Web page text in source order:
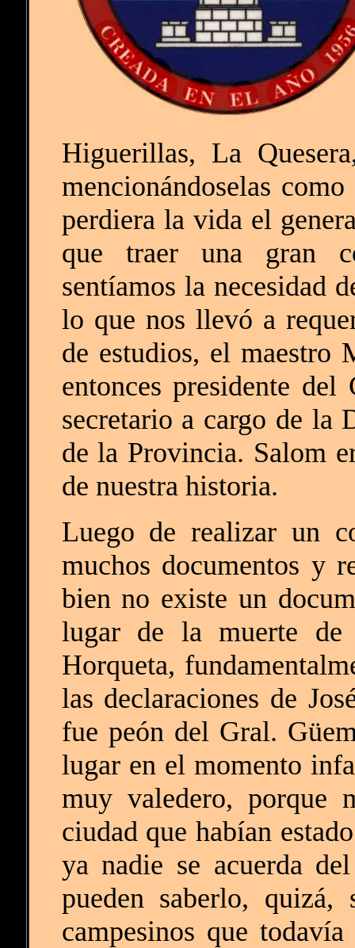
Higuerillas, La
mencionándoselas
perdiera la vida el
que traer una gran
sentíamos la necesidad
lo que nos llevó a
de estudios, el maestro
entonces presidente
secretario a cargo de
de la Provincia. Salom
de nuestra historia.
Luego de realizar un
muchos documentos y
bien no existe un
lugar de la muerte de
Horqueta,
las declaraciones de
fue peón del Gral.
lugar en el momento
muy valedero, porque
ciudad que habían
ya nadie se acuerda
pueden saberlo, quizá,
campesinos que